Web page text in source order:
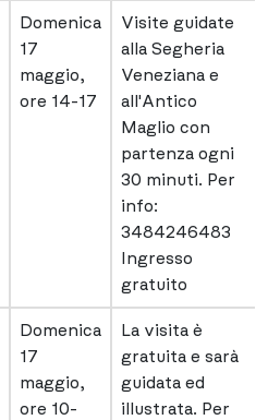
Domenica
17
maggio,
ore 14-17
Visite guidate
alla Segheria
Veneziana e
all'Antico
Maglio con
partenza ogni
30 minuti. Per
info:
3484246483
Ingresso
gratuito
Domenica
17
maggio,
ore 10-
La visita è
gratuita e sarà
guidata ed
illustrata. Per